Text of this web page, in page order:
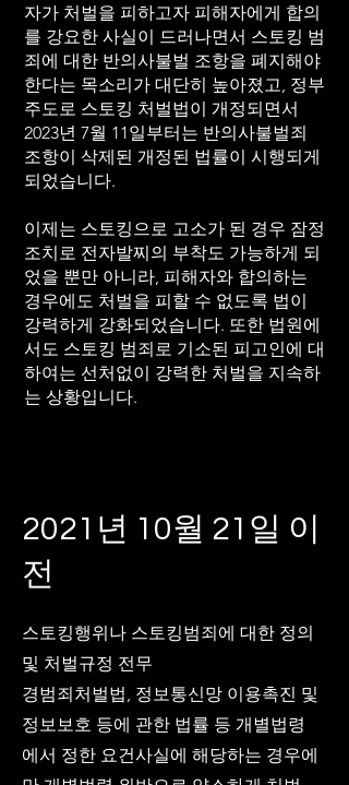
자가 처벌을 피하고자 피해자에게 합의
를 강요한 사실이 드러나면서 스토킹 범
죄에 대한 반의사불벌 조항을 폐지해야
한다는 목소리가 대단히 높아졌고, 정부
주도로 스토킹 처벌법이 개정되면서
2023년 7월 11일부터는 반의사불벌죄
조항이 삭제된 개정된 법률이 시행되게
되었습니다.
이제는 스토킹으로 고소가 된 경우 잠정
조치로 전자발찌의 부착도 가능하게 되
었을 뿐만 아니라, 피해자와 합의하는
경우에도 처벌을 피할 수 없도록 법이
강력하게 강화되었습니다. 또한 법원에
서도 스토킹 범죄로 기소된 피고인에 대
하여는 선처없이 강력한 처벌을 지속하
는 상황입니다.
2021년 10월 21일 이
전
스토킹행위나 스토킹범죄에 대한 정의
및 처벌규정 전무
경범죄처벌법, 정보통신망 이용촉진 및
정보보호 등에 관한 법률 등 개별법령
에서 정한 요건사실에 해당하는 경우에